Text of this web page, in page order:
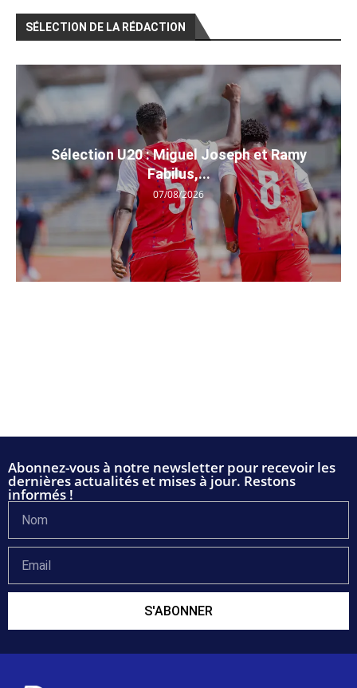
SÉLECTION DE LA RÉDACTION
Sélection U20 : Miguel Joseph et Ramy
Fabilus,...
07/08/2026
Abonnez-vous à notre newsletter pour recevoir les
dernières actualités et mises à jour. Restons
informés !
S'ABONNER